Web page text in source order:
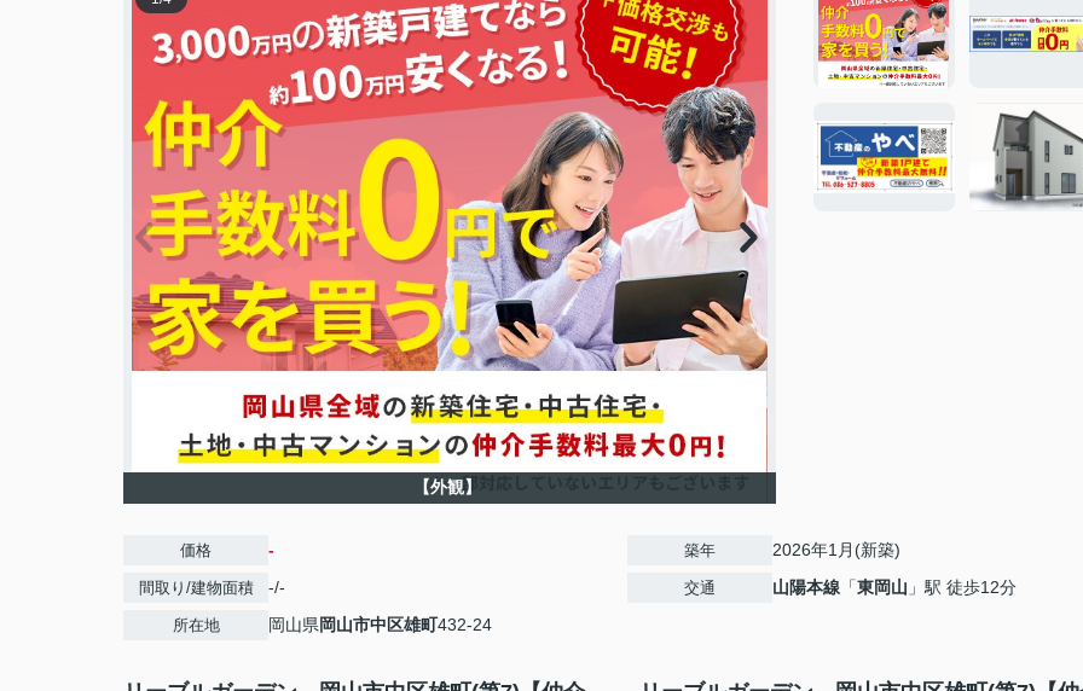
【外観】
価格 -
間取り/建物面積 -/-
所在地 岡山県岡山市中区雄町432-24
築年 2026年1月(新築)
交通 山陽本線 「東岡山 」駅 徒歩12分